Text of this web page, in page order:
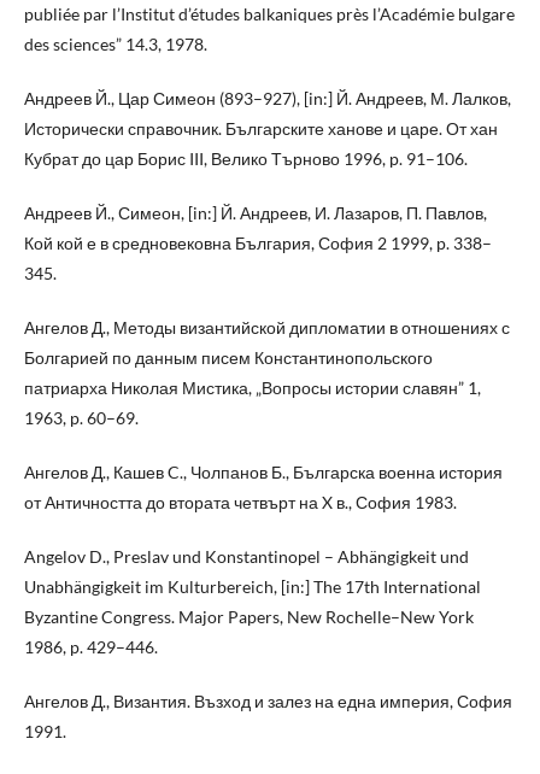
publiée par l’Institut d’études balkaniques près l’Académie bulgare
des sciences” 14.3, 1978.
Андреев Й., Цар Симеон (893–927), [in:] Й. Андреев, М. Лалков,
Исторически справочник. Българските ханове и царе. От хан
Кубрат до цар Борис III, Велико Търново 1996, p. 91–106.
Андреев Й., Симеон, [in:] Й. Андреев, И. Лазаров, П. Павлов,
Кой кой е в средновековна България, София 2 1999, p. 338–
345.
Ангелов Д., Методы византийской дипломатии в отношениях с
Болгарией по данным писем Константинопольского
патриарха Николая Мистика, „Вопросы истории славян” 1,
1963, p. 60–69.
Ангелов Д., Кашев C., Чолпанов Б., Българска военна история
от Античността до втората четвърт на X в., София 1983.
Angelov D., Preslav und Konstantinopel – Abhängigkeit und
Unabhängigkeit im Kulturbereich, [in:] The 17th International
Byzantine Congress. Major Papers, New Rochelle–New York
1986, p. 429–446.
Ангелов Д., Византия. Възход и залез на една империя, София
1991.